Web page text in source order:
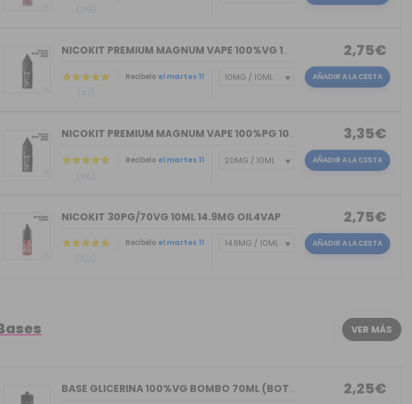
(319)
NICOKIT PREMIUM MAGNUM VAPE 100%VG 10ML
(47)
Recíbelo el martes 11
2,75€
AÑADIR A LA CESTA
NICOKIT PREMIUM MAGNUM VAPE 100%PG 10ML
(46)
Recíbelo el martes 11
3,35€
AÑADIR A LA CESTA
NICOKIT 30PG/70VG 10ML 14.9MG OIL4VAP
(150)
Recíbelo el martes 11
2,75€
AÑADIR A LA CESTA
VER MÁS
BASE GLICERINA 100%VG BOMBO 70ML (BOT... 2,25€